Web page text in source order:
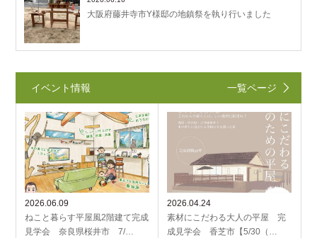
大阪府藤井寺市Y様邸の地鎮祭を執り行いました
イベント情報 一覧ページ
2026.06.09
ねこと暮らす平屋風2階建て完成
見学会 奈良県桜井市 7/…
2026.04.24
素材にこだわる大人の平屋 完
成見学会 香芝市【5/30（…